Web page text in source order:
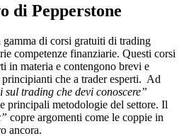
di Pepperstone
gamma di corsi gratuiti di trading
competenze finanziarie. Questi corsi
in materia e contengono brevi e
che a trader esperti. Ad
sul trading che devi conoscere”
principali metodologie del settore. Il
copre argomenti come le coppie in
ancora.